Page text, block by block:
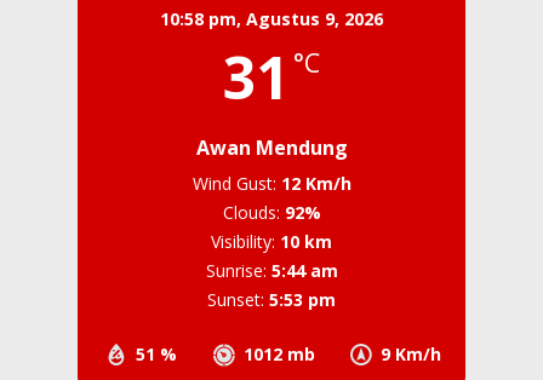
Kotamobagu, ID
10:58 pm, Agustus 9, 2026
31°C